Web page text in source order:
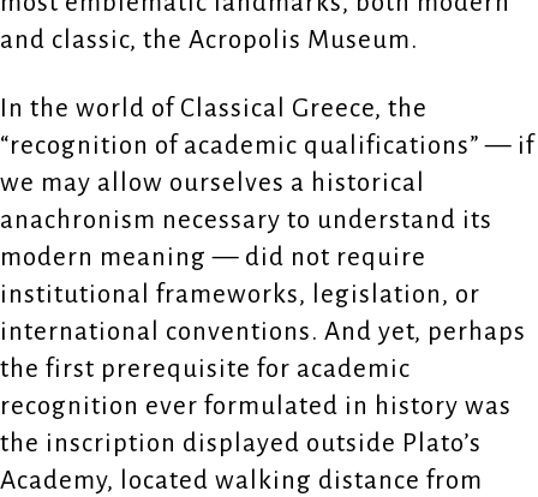
and classic, the Acropolis Museum.
In the world of Classical Greece, the
“recognition of academic qualifications” — if
we may allow ourselves a historical
anachronism necessary to understand its
modern meaning — did not require
institutional frameworks, legislation, or
international conventions. And yet, perhaps
the first prerequisite for academic
recognition ever formulated in history was
the inscription displayed outside Plato’s
Academy, located walking distance from